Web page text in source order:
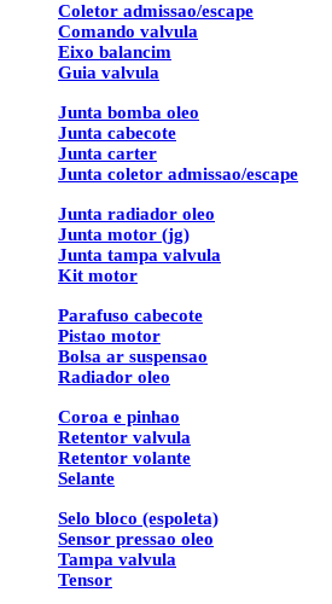
Coletor admissao/escape
Comando valvula
Eixo balancim
Guia valvula
Junta bomba oleo
Junta cabecote
Junta carter
Junta coletor admissao/escape
Junta radiador oleo
Junta motor (jg)
Junta tampa valvula
Kit motor
Parafuso cabecote
Pistao motor
Bolsa ar suspensao
Radiador oleo
Coroa e pinhao
Retentor valvula
Retentor volante
Selante
Selo bloco (espoleta)
Sensor pressao oleo
Tampa valvula
Tensor